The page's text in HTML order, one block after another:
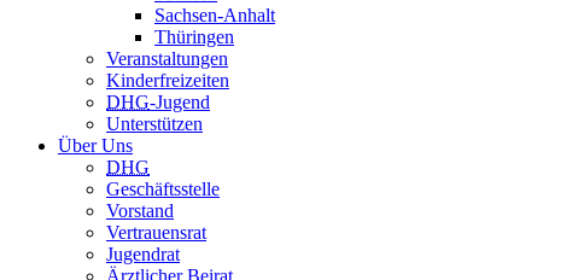
Sachsen-Anhalt
Thüringen
Veranstaltungen
Kinderfreizeiten
DHG-Jugend
Unterstützen
Über Uns
DHG
Geschäftsstelle
Vorstand
Vertrauensrat
Jugendrat
Ärztlicher Beirat